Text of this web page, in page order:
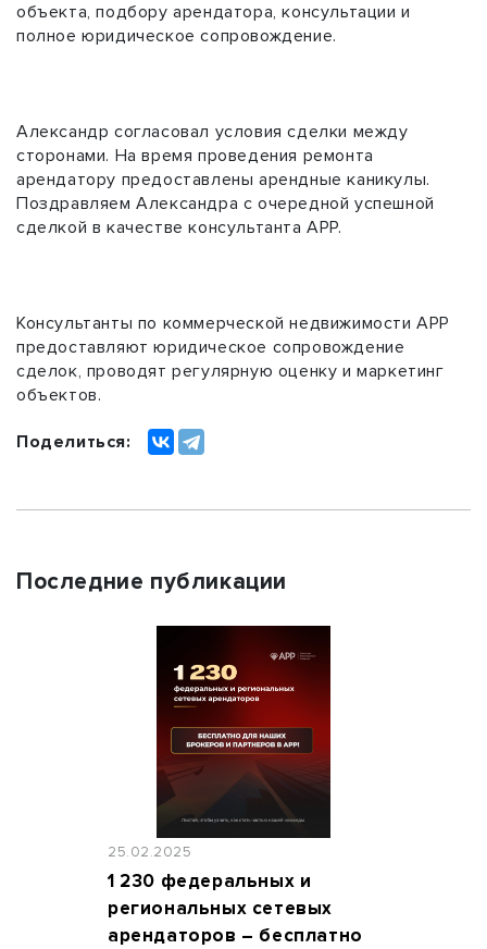
объекта, подбору арендатора, консультации и
полное юридическое сопровождение.
Александр согласовал условия сделки между
сторонами. На время проведения ремонта
арендатору предоставлены арендные каникулы.
Поздравляем Александра с очередной успешной
сделкой в качестве консультанта АРР.
Консультанты по коммерческой недвижимости АРР
предоставляют юридическое сопровождение
сделок, проводят регулярную оценку и маркетинг
объектов.
Поделиться:
Последние публикации
25.02.2025
1 230 федеральных и
региональных сетевых
арендаторов – бесплатно